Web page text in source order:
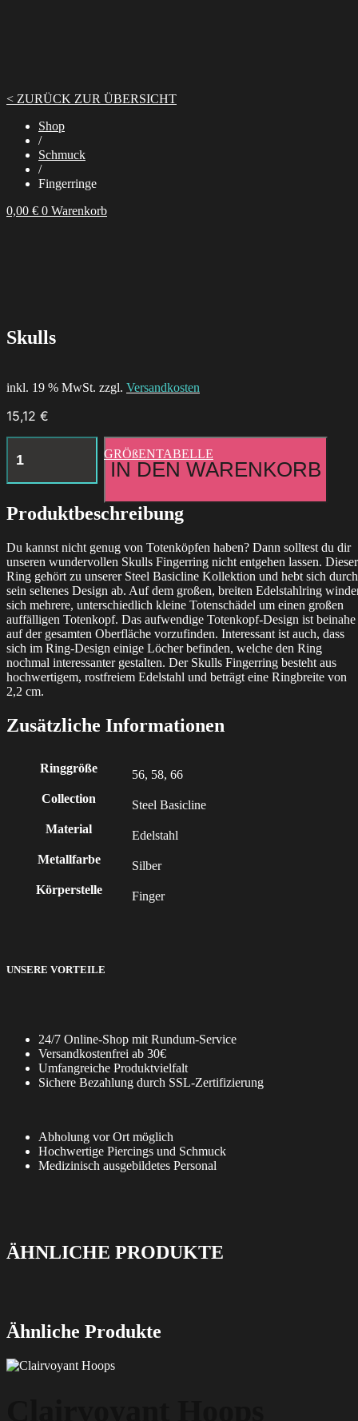
< ZURÜCK ZUR ÜBERSICHT
Shop
/
Schmuck
/
Fingerringe
0,00 € 0 Warenkorb
Skulls
inkl. 19 % MwSt. zzgl. Versandkosten
15,12 €
Aries
Necklace
IN DEN WARENKORB
GRÖßENTABELLE
Produktbeschreibung
Du kannst nicht genug von Totenköpfen haben? Dann solltest du dir
unseren wundervollen Skulls Fingerring nicht entgehen lassen. Dieser
Ring gehört zu unserer Steel Basicline Kollektion und hebt sich durch
sein seltenes Design ab. Auf dem großen, breiten Edelstahlring
sich mehrere, unterschiedlich kleine Totenschädel um einen großen
auffälligen Totenkopf. Das aufwendige Totenkopf-Design ist beinahe
auf der gesamten Oberfläche vorzufinden. Interessant ist auch, dass
sich im Ring-Design einige Löcher befinden, welche den Ring
nochmal interessanter gestalten. Der Skulls Fingerring besteht aus
hochwertigem, rostfreiem Edelstahl und beträgt eine Ringbreite von
2,2 cm.
Zusätzliche Informationen
Ringgröße
56, 58, 66
Collection
Steel Basicline
Material
Edelstahl
Metallfarbe
Silber
Körperstelle
Finger
UNSERE VORTEILE
24/7 Online-Shop mit Rundum-Service
Versandkostenfrei ab 30€
Umfangreiche Produktvielfalt
Sichere Bezahlung durch SSL-Zertifizierung
Abholung vor Ort möglich
Hochwertige Piercings und Schmuck
Medizinisch ausgebildetes Personal
ÄHNLICHE PRODUKTE
Ähnliche Produkte
Dieses